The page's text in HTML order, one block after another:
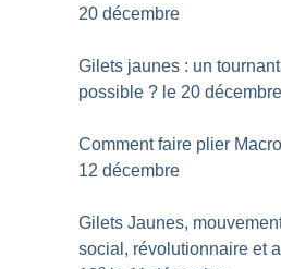
20 décembre
Gilets jaunes : un
possible ? le 20
Comment faire plier
12 décembre
Gilets Jaunes,
social, révolutionnaire et